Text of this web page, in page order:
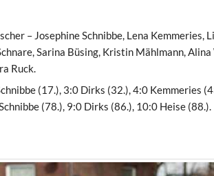
– Josephine Schnibbe, Lena Kemmeries,
Sarina Büsing, Kristin Mählmann,
Ruck.
(17.), 3:0 Dirks (32.), 4:0 Kemmeries
(78.), 9:0 Dirks (86.), 10:0 Heise (88.).